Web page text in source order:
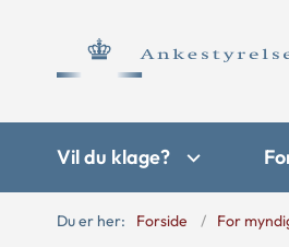
Vil du klage?
Du er her: Forside For